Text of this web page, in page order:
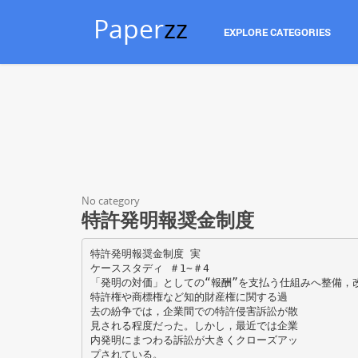
Paperzz EXPLORE CATEGORIES
No category
特許発明報奨金制度
特許発明報奨金制度 実
ケーススタディ ＃1∼＃4
「発明の対価」としての“報酬”を支払う仕組みへ整備，
特許権や商標権など知的財産権に関する過
去の紛争では，企業間での特許侵害訴訟が散
見される程度だった。しかし，最近では企業
内発明にまつわる訴訟が大きくクローズアッ
プされている。